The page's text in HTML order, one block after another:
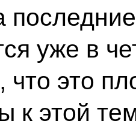
уже в
что это
к этой